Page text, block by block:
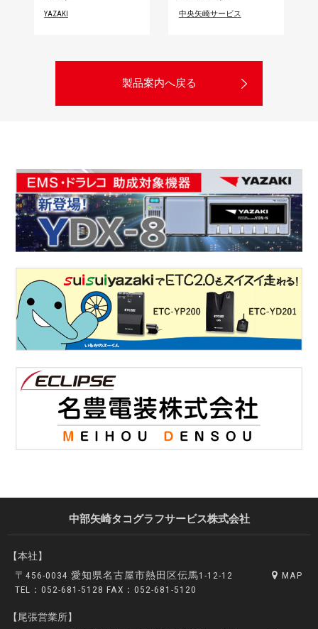
YAZAKI 中央矢崎サービス
製品案内へ戻る
中部矢崎タコグラフサービス株式会社
【本社】
〒456-0034 愛知県名古屋市熱田区伝馬1-12-12
TEL：052-681-5128 FAX：052-681-5120
MAP
【尾張営業所】